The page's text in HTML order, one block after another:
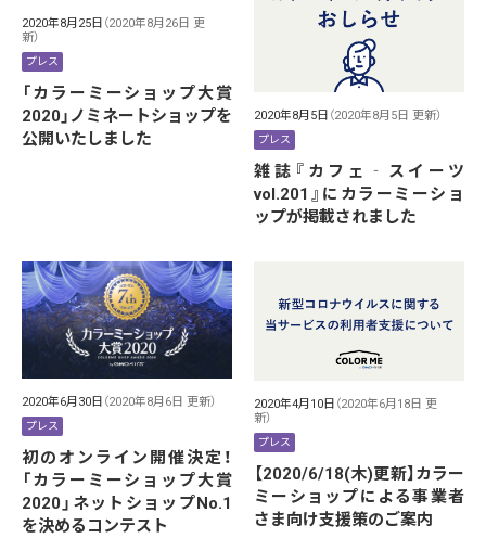
2020年8月25日 （2020年8月26日 更
新）
プレス
「カラーミーショップ大賞
2020」ノミネートショップを
公開いたしました
2020年8月5日 （2020年8月5日 更新）
プレス
雑誌『カフェ‐スイーツ
vol.201』にカラーミーショ
ップが掲載されました
2020年6月30日 （2020年8月6日 更新）
プレス
初のオンライン開催決定！
「カラーミーショップ大賞
2020」ネットショップNo.1
を決めるコンテスト
2020年4月10日 （2020年6月18日 更
新）
プレス
【2020/6/18(木)更新】カラー
ミーショップによる事業者
さま向け支援策のご案内